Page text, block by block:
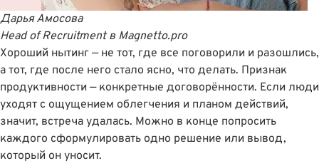
Дарья Амосова
Head of Recruitmentв Magnetto.pro
Хороший нытинг — не тот, где все поговорили и разошлись,
а тот, где после него стало ясно, что делать. Признак
продуктивности — конкретные договорённости. Если люди
уходят с ощущением облегчения и планом действий,
значит, встреча удалась. Можно в конце попросить
каждого сформулировать одно решение или вывод,
который он уносит.